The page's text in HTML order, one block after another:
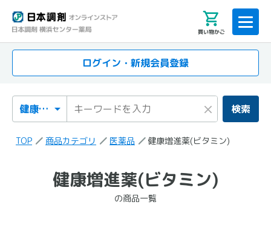
買い物かご
ログイン・新規会員登録
検索カテゴリ
検索キーワード × 検索
TOP 商品カテゴリ 医薬品 健康増進薬(ビタミン)
「健康増進薬(ビタミン)」
の商品一覧
健康増進薬(ビタミン)
の商品一覧